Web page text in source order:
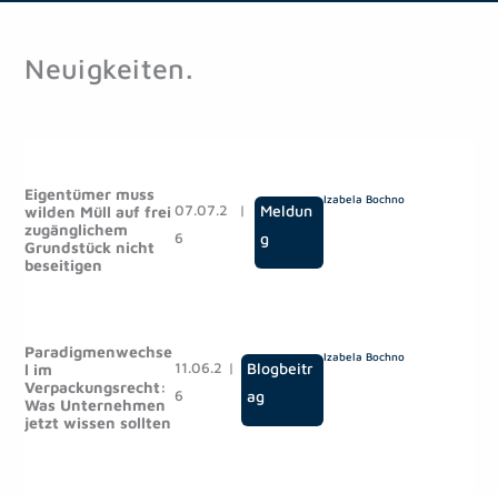
Neuigkeiten.
Eigentümer muss
wilden Müll auf frei
zugänglichem
Grundstück nicht
beseitigen
07.07.2
6
|
Meldun
g
Izabela Bochno
Paradigmenwechse
l im
Verpackungsrecht:
Was Unternehmen
jetzt wissen sollten
11.06.2
6
|
Blogbeitr
ag
Izabela Bochno